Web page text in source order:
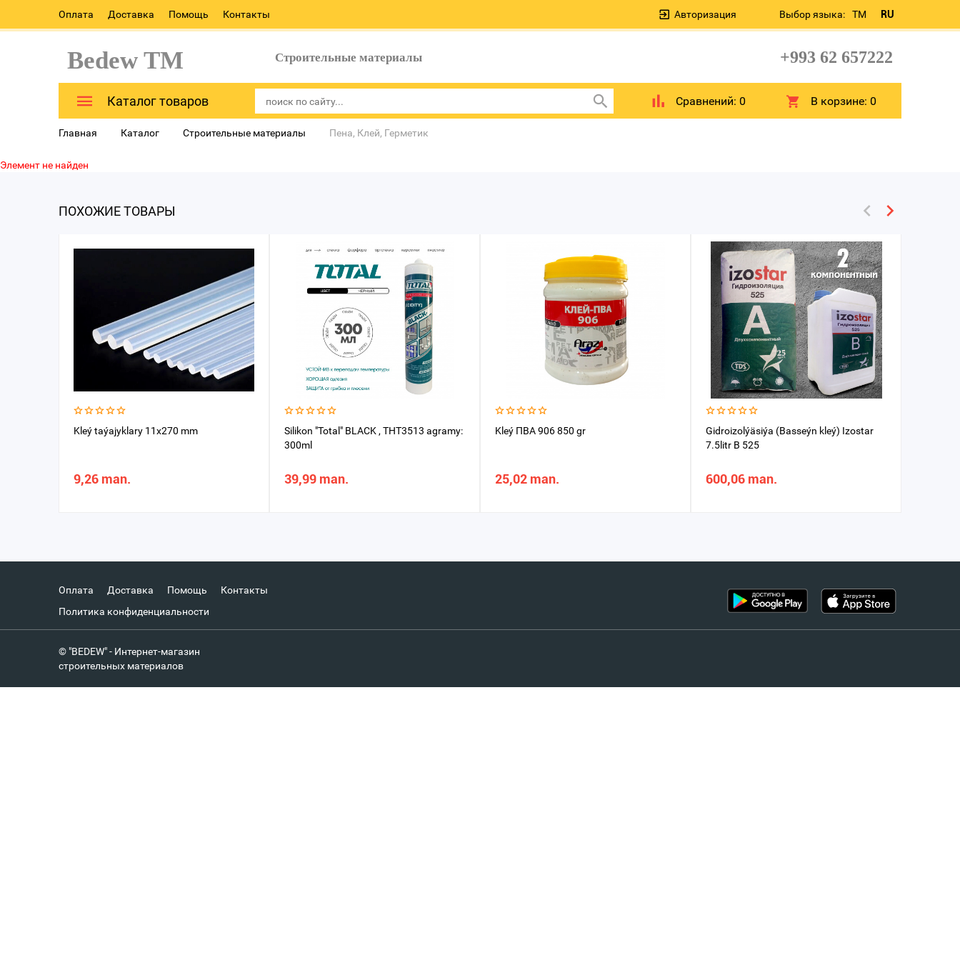
Оплата Доставка Помощь Контакты Выбор языка: TM RU
Авторизация
Bedew TM Строительные материалы +993 62 657222
Каталог товаров Сравнений: 0 В корзине:0
Главная Каталог Строительные материалы Пена, Клей, Герметик
Элемент не найден
ПОХОЖИЕ ТОВАРЫ
Kleý taýajyklary 11x270 mm
9,26 man.
Silikon "Total" BLACK , THT3513 agramy:
300ml
39,99 man.
Kleý ПВА 906 850 gr
25,02 man.
Gidroizolýäsiýa (Basseýn kleý) Izostar
7.5litr B 525
600,06 man.
Оплата Доставка Помощь
Контакты
Политика конфиденциальности
© "BEDEW" - Интернет-магазин
строительных материалов